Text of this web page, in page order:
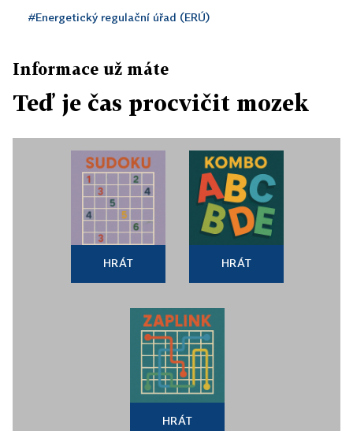
#Energetický regulační úřad (ERÚ)
Informace už máte
Teď je čas procvičit mozek
HRÁT HRÁT
HRÁT